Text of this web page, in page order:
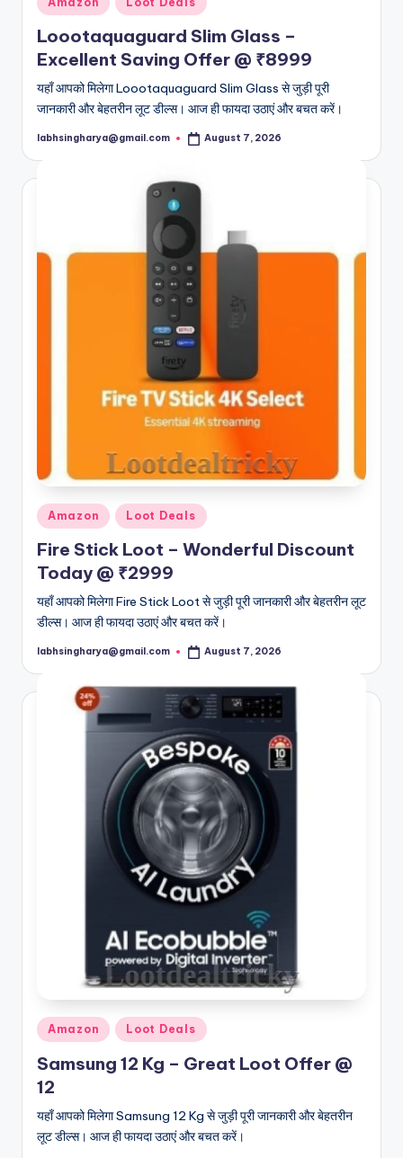
in
Loootaquaguard Slim Glass –
Excellent Saving Offer @ ₹8999
यहाँ आपको मिलेगा Loootaquaguard Slim Glass से जुड़ी पूरी
जानकारी और बेहतरीन लूट डील्स। आज ही फायदा उठाएं और बचत करें।
Posted
labhsingharya@gmail.com August 7, 2026
Posted
in
Amazon Loot Deals
Fire Stick Loot – Wonderful Discount
Today @ ₹2999
यहाँ आपको मिलेगा Fire Stick Loot से जुड़ी पूरी जानकारी और बेहतरीन लूट
डील्स। आज ही फायदा उठाएं और बचत करें।
Posted
labhsingharya@gmail.com August 7, 2026
Posted
in
Amazon Loot Deals
Samsung 12 Kg – Great Loot Offer @
12
यहाँ आपको मिलेगा Samsung 12 Kg से जुड़ी पूरी जानकारी और बेहतरीन
लूट डील्स। आज ही फायदा उठाएं और बचत करें।